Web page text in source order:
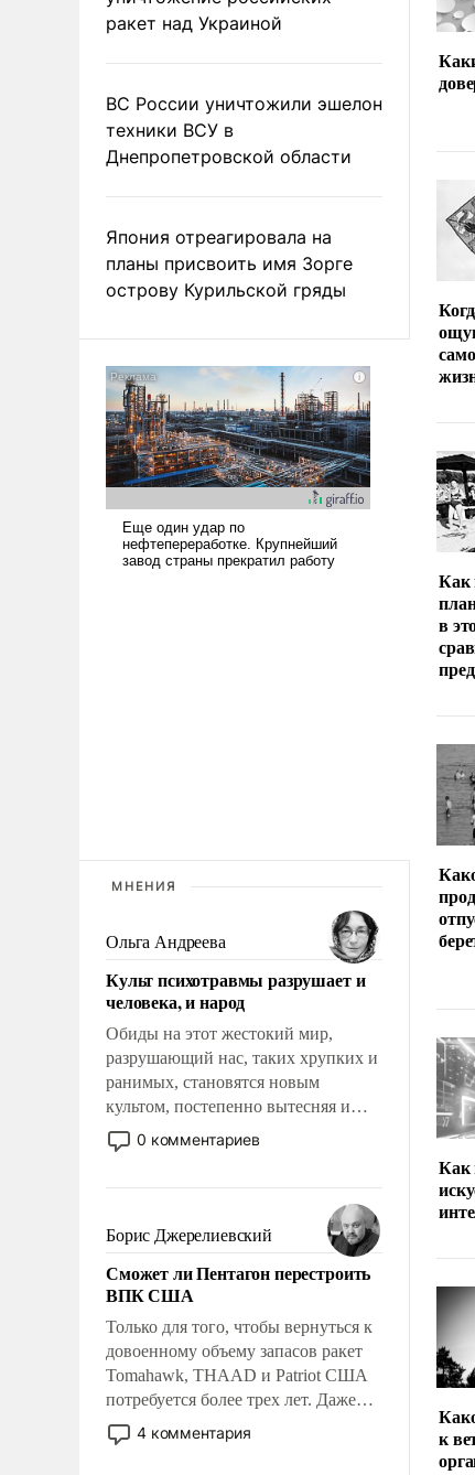
ракет над Украиной
ВС России уничтожили эшелон
техники ВСУ в
Днепропетровской области
Япония отреагировала на
планы присвоить имя Зорге
острову Курильской гряды
МНЕНИЯ
Ольга Андреева
Культ психотравмы разрушает и
человека, и народ
Обиды на этот жестокий мир,
разрушающий нас, таких хрупких и
ранимых, становятся новым
культом, постепенно вытесняя и
отменяя традиционное требование к
человеку – быть мужественным и
на себя ответственность, помогать
слабым, идти вперед и
адаптироваться.
0 комментариев
Борис Джерелиевский
Сможет ли Пентагон перестроить
ВПК США
Только для того, чтобы вернуться к
довоенному объему запасов ракет
Tomahawk, THAAD и Patriot США
потребуется более трех лет. Даже
небольшая война с Ираном
опустошила американские
4 комментария
Как
в
Как
к